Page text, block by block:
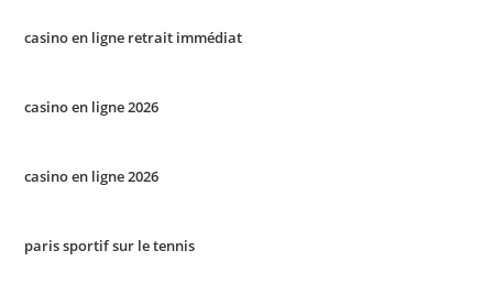
casino en ligne retrait immédiat
casino en ligne 2026
casino en ligne 2026
paris sportif sur le tennis